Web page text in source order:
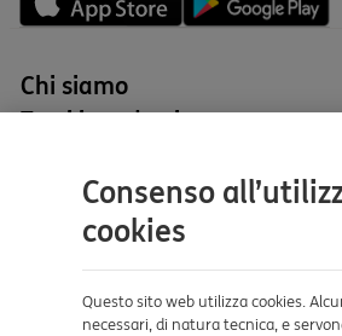
Chi siamo
Tutti i prodotti
Aiuto e supporto
Dove ci trovi
Consenso
cookies
Questo sito web utilizza cookies.
necessari, di natura tecnica, e